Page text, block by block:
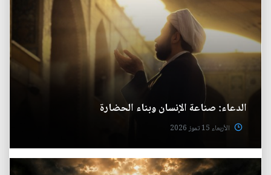
الدعاء: صناعة الإنسان وبناء الحضارة
الأربعاء 15 تموز 2026